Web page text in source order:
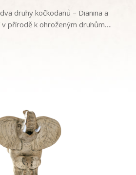
druhy kočkodanů – Dianina a
přírodě k ohroženým druhům….